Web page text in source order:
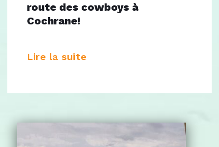
route des cowboys à
Cochrane!
Lire la suite